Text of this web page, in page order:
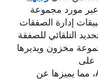
عبر مورد مجموعة
إدارة الصفقات
التلقائي للصفقة
مخزون ويديرها
مع تعيين curationSourceType على
AMAZON_CURATED_AGENT، مما يميزها عن